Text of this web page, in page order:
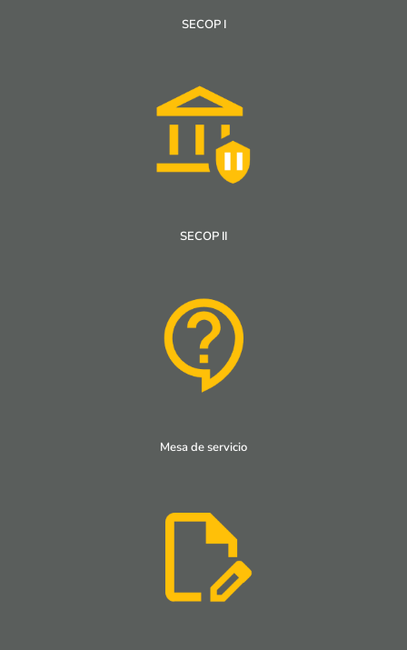
SECOP I
SECOP II
Mesa de servicio